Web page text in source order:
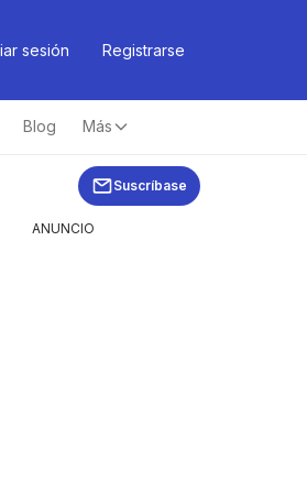
sesión Registrarse
Blog Más
Suscríbase
ANUNCIO